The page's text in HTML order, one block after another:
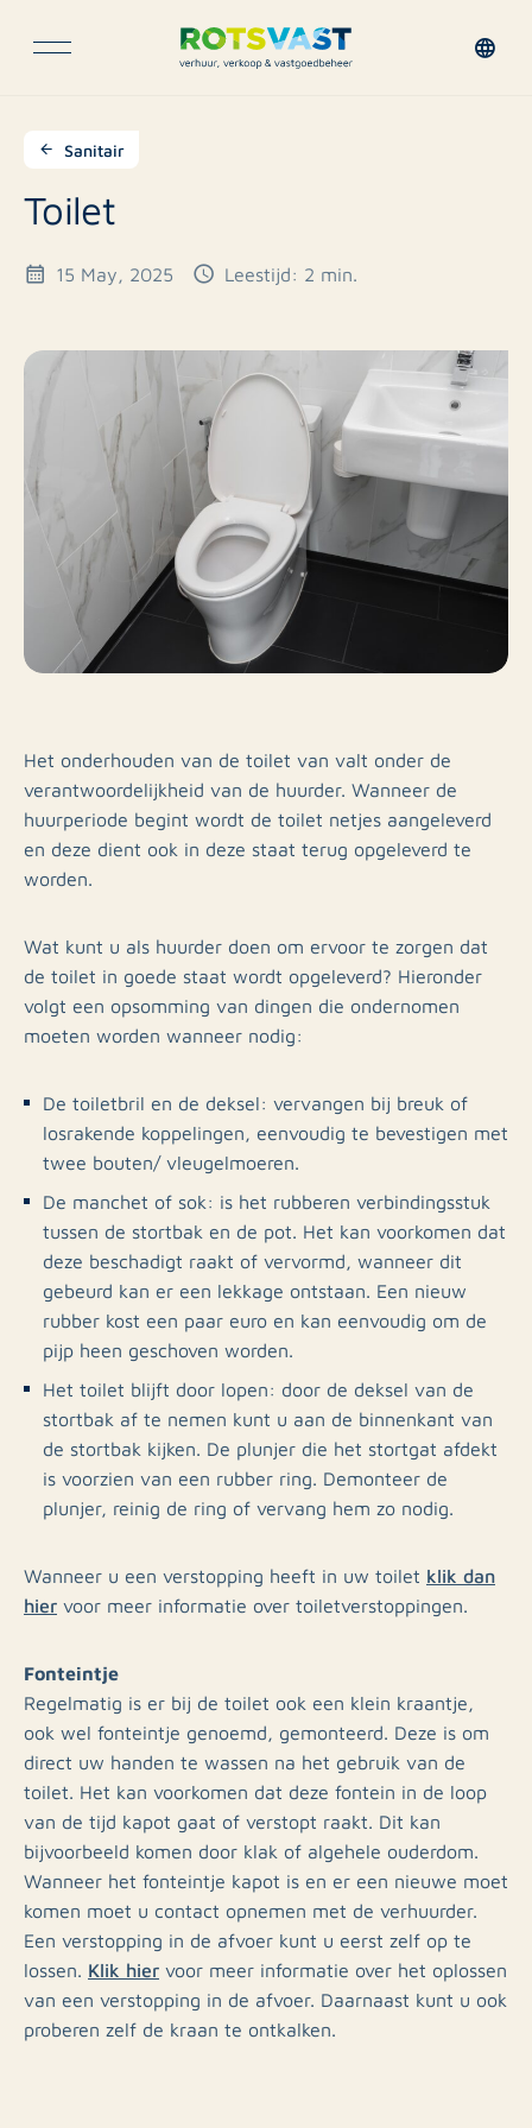
Sanitair
Toilet
15 May, 2025 Leestijd: 2 min.
Het onderhouden van de toilet van valt onder de
verantwoordelijkheid van de huurder. Wanneer de
huurperiode begint wordt de toilet netjes aangeleverd
en deze dient ook in deze staat terug opgeleverd te
worden.
Wat kunt u als huurder doen om ervoor te zorgen dat
de toilet in goede staat wordt opgeleverd? Hieronder
volgt een opsomming van dingen die ondernomen
moeten worden wanneer nodig:
De toiletbril en de deksel: vervangen bij breuk of
losrakende koppelingen, eenvoudig te bevestigen met
twee bouten/ vleugelmoeren.
De manchet of sok: is het rubberen verbindingsstuk
tussen de stortbak en de pot. Het kan voorkomen dat
deze beschadigt raakt of vervormd, wanneer dit
gebeurd kan er een lekkage ontstaan. Een nieuw
rubber kost een paar euro en kan eenvoudig om de
pijp heen geschoven worden.
Het toilet blijft door lopen: door de deksel van de
stortbak af te nemen kunt u aan de binnenkant van
de stortbak kijken. De plunjer die het stortgat afdekt
is voorzien van een rubber ring. Demonteer de
plunjer, reinig de ring of vervang hem zo nodig.
Wanneer u een verstopping heeft in uw toilet klik dan
hier voor meer informatie over toiletverstoppingen.
Fonteintje
Regelmatig is er bij de toilet ook een klein kraantje,
ook wel fonteintje genoemd, gemonteerd. Deze is om
direct uw handen te wassen na het gebruik van de
toilet. Het kan voorkomen dat deze fontein in de loop
van de tijd kapot gaat of verstopt raakt. Dit kan
bijvoorbeeld komen door klak of algehele ouderdom.
Wanneer het fonteintje kapot is en er een nieuwe moet
komen moet u contact opnemen met de verhuurder.
Een verstopping in de afvoer kunt u eerst zelf op te
lossen. Klik hier voor meer informatie over het oplossen
van een verstopping in de afvoer. Daarnaast kunt u ook
proberen zelf de kraan te ontkalken.